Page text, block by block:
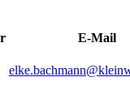
E-Mail